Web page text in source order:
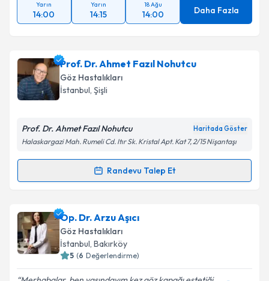
Yarın
14:00
Yarın
14:15
18 Ağu
14:00 Daha Fazla
Prof. Dr. Ahmet Fazıl Nohutcu
Göz Hastalıkları
İstanbul, Şişli
Prof. Dr. Ahmet Fazıl Nohutcu Haritada Göster
Halaskargazi Mah. Rumeli Cd. Itır Sk. Kristal Apt. Kat 7, 2/15 Nişantaşı
Randevu Talep Et
Randevu Takvimi Talebi
Prof. Dr. Ahmet Fazıl Nohutcu
talebi oluşturun. Size bu uzmandan randevu almanız
için bir takvim hazırlandığında e-posta ile
bilgilendireceğiz.
E-posta Adresiniz
Op. Dr. Arzu Aşıcı
Göz Hastalıkları
İstanbul, Bakırköy
5 (6 Değerlendirme)